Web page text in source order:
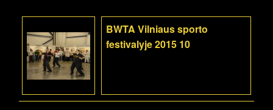
BWTA Vilniaus sporto
festivalyje 2015 10